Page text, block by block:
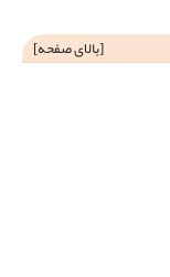
[بالای صفحه]